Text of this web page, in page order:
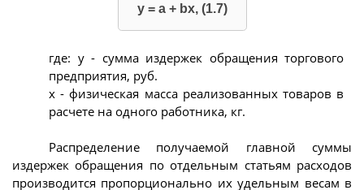
y = a + bx, (1.7)
где: y - сумма издержек обращения торгового
предприятия, руб.
х - физическая масса реализованных товаров в
расчете на одного работника, кг.
Распределение получаемой главной суммы
издержек обращения по отдельным статьям расходов
производится пропорционально их удельным весам в